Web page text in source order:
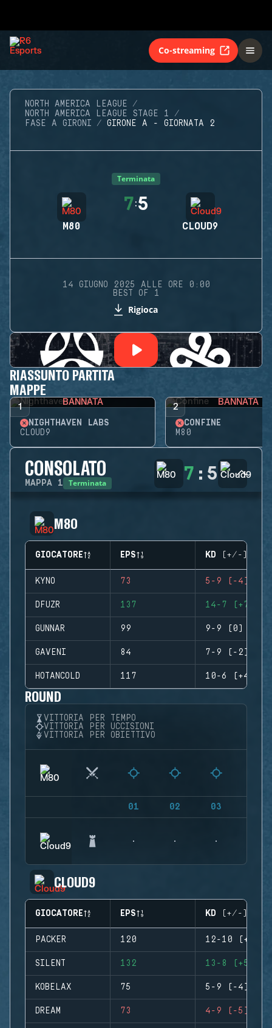
Co-streaming
NORTH AMERICA LEAGUE
NORTH AMERICA LEAGUE STAGE 1
FASE A GIRONI
GIRONE A - GIORNATA 2
Terminata
M80
7:5
CLOUD9
14 GIUGNO 2025 ALLE ORE 0:00
BEST OF 1
Rigioca
RIASSUNTO PARTITA
MAPPE
1 BANNATA
NIGHTHAVEN LABS
CLOUD9
2 BANNATA
CONFINE
M80
CONSOLATO
MAPPA 1 Terminata 7 : 5
M80
GIOCATORE EPS KD (+/-)
KYNO 73 5-9 (-4)
DFUZR 137 14-7 (+7)
GUNNAR 99 9-9 (0)
GAVENI 84 7-9 (-2)
HOTANCOLD 117 10-6 (+4)
ROUND
VITTORIA PER TEMPO
VITTORIA PER UCCISIONI
VITTORIA PER OBIETTIVO
01 02 03
CLOUD9
GIOCATORE EPS KD (+/-)
PACKER 120 12-10 (+2)
SILENT 132 13-8 (+5)
KOBELAX 75 5-9 (-4)
DREAM 73 4-9 (-5)